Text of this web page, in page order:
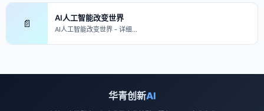
📄 AI人工智能改变世界
AI人工智能改变世界 - 详细…
华青创新AI